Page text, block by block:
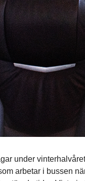
under
arbetar i bussen